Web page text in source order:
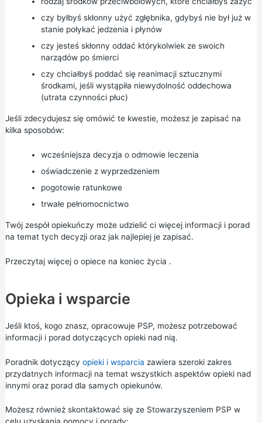
czy byłbyś skłonny użyć zgłębnika, gdybyś nie był już w
stanie połykać jedzenia i płynów
czy jesteś skłonny oddać którykolwiek ze swoich
narządów po śmierci
czy chciałbyś poddać się reanimacji sztucznymi
środkami, jeśli wystąpiła niewydolność oddechowa
(utrata czynności płuc)
Jeśli zdecydujesz się omówić te kwestie, możesz je zapisać na
kilka sposobów:
wcześniejsza decyzja o odmowie leczenia
oświadczenie z wyprzedzeniem
pogotowie ratunkowe
trwałe pełnomocnictwo
Twój zespół opiekuńczy może udzielić ci więcej informacji i porad
na temat tych decyzji oraz jak najlepiej je zapisać.
Przeczytaj więcej o opiece na koniec życia .
Opieka i wsparcie
Jeśli ktoś, kogo znasz, opracowuje PSP, możesz potrzebować
informacji i porad dotyczących opieki nad nią.
Poradnik dotyczący opieki i wsparcia zawiera szeroki zakres
przydatnych informacji na temat wszystkich aspektów opieki nad
innymi oraz porad dla samych opiekunów.
Możesz również skontaktować się ze Stowarzyszeniem PSP w